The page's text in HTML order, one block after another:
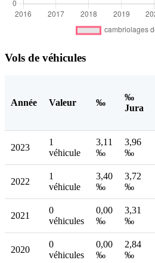
Vols de véhicules
Année Valeur ‰
‰
Jura
2023
1
véhicule
3,11
‰
3,96
‰
2022
1
véhicule
3,40
‰
3,72
‰
2021
0
véhicules
0,00
‰
3,31
‰
2020
0
véhicules
0,00
‰
2,84
‰